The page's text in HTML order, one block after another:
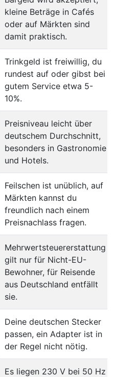
kleine Beträge in Cafés
oder auf Märkten sind
damit praktisch.
Trinkgeld ist freiwillig, du
rundest auf oder gibst bei
gutem Service etwa 5-
10%.
Preisniveau leicht über
deutschem Durchschnitt,
besonders in Gastronomie
und Hotels.
Feilschen ist unüblich, auf
Märkten kannst du
freundlich nach einem
Preisnachlass fragen.
Mehrwertsteuererstattung
gilt nur für Nicht-EU-
Bewohner, für Reisende
aus Deutschland entfällt
sie.
Deine deutschen Stecker
passen, ein Adapter ist in
der Regel nicht nötig.
Es liegen 230 V bei 50 Hz